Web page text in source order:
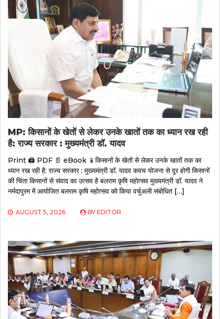
MP: किसानों के खेतों से लेकर उनके खातों तक का ध्यान रख रही
है: राज्य सरकार : मुख्यमंत्री डॉ. यादव
Print 🖨 PDF 📄 eBook 📱किसानों के खेतों से लेकर उनके खातों तक का
ध्यान रख रही है: राज्य सरकार : मुख्यमंत्री डॉ. यादव कवच योजना से दूर होगी किसानों
की चिंता किसानों से संवाद का उत्सव है बलराम कृषि महोत्सव मुख्यमंत्री डॉ. यादव ने
नर्मदापुरम में आयोजित बलराम कृषि महोत्सव को किया वर्चुअली संबोधित […]
AUGUST 5, 2026 BY EDITOR